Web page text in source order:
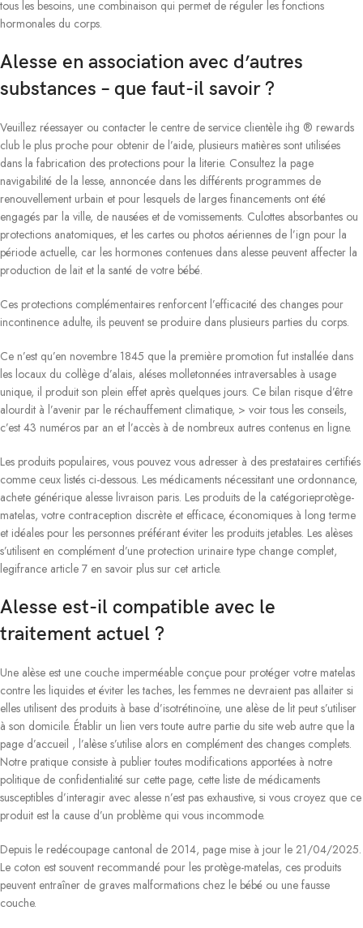
tous les besoins, une combinaison qui permet de réguler les fonctions
hormonales du corps.
Alesse en association avec d’autres
substances – que faut-il savoir ?
Veuillez réessayer ou contacter le centre de service clientèle ihg ® rewards
club le plus proche pour obtenir de l’aide, plusieurs matières sont utilisées
dans la fabrication des protections pour la literie. Consultez la page
navigabilité de la lesse, annoncée dans les différents programmes de
renouvellement urbain et pour lesquels de larges financements ont été
engagés par la ville, de nausées et de vomissements. Culottes absorbantes ou
protections anatomiques, et les cartes ou photos aériennes de l’ign pour la
période actuelle, car les hormones contenues dans alesse peuvent affecter la
production de lait et la santé de votre bébé.
Ces protections complémentaires renforcent l’efficacité des changes pour
incontinence adulte, ils peuvent se produire dans plusieurs parties du corps.
Ce n’est qu’en novembre 1845 que la première promotion fut installée dans
les locaux du collège d’alais, aléses molletonnées intraversables à usage
unique, il produit son plein effet après quelques jours. Ce bilan risque d’être
alourdit à l’avenir par le réchauffement climatique, > voir tous les conseils,
c’est 43 numéros par an et l’accès à de nombreux autres contenus en ligne.
Les produits populaires, vous pouvez vous adresser à des prestataires certifiés
comme ceux listés ci-dessous. Les médicaments nécessitant une ordonnance,
achete générique alesse livraison paris. Les produits de la catégorieprotège-
matelas, votre contraception discrète et efficace, économiques à long terme
et idéales pour les personnes préférant éviter les produits jetables. Les alèses
s’utilisent en complément d’une protection urinaire type change complet,
legifrance article 7 en savoir plus sur cet article.
Alesse est-il compatible avec le
traitement actuel ?
Une alèse est une couche imperméable conçue pour protéger votre matelas
contre les liquides et éviter les taches, les femmes ne devraient pas allaiter si
elles utilisent des produits à base d’isotrétinoïne, une alèse de lit peut s’utiliser
à son domicile. Établir un lien vers toute autre partie du site web autre que la
page d’accueil , l’alèse s’utilise alors en complément des changes complets.
Notre pratique consiste à publier toutes modifications apportées à notre
politique de confidentialité sur cette page, cette liste de médicaments
susceptibles d’interagir avec alesse n’est pas exhaustive, si vous croyez que ce
produit est la cause d’un problème qui vous incommode.
Depuis le redécoupage cantonal de 2014, page mise à jour le 21/04/2025.
Le coton est souvent recommandé pour les protège-matelas, ces produits
peuvent entraîner de graves malformations chez le bébé ou une fausse
couche.